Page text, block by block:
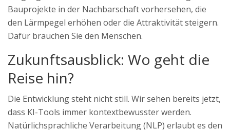
Bauprojekte in der Nachbarschaft vorhersehen, die
den Lärmpegel erhöhen oder die Attraktivität steigern.
Dafür brauchen Sie den Menschen.
Zukunftsausblick: Wo geht die
Reise hin?
Die Entwicklung steht nicht still. Wir sehen bereits jetzt,
dass KI-Tools immer kontextbewusster werden.
Natürlichsprachliche Verarbeitung (NLP) erlaubt es den